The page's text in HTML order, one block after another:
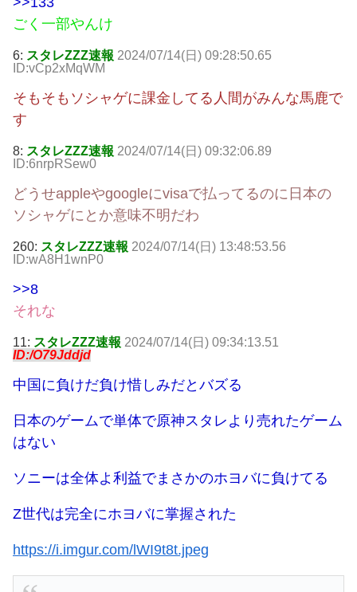
ごく一部やんけ
6: スタレZZZ速報 2024/07/14(日) 09:28:50.65
ID:vCp2xMqWM
そもそもソシャゲに課金してる人間がみんな馬鹿で
す
8: スタレZZZ速報 2024/07/14(日) 09:32:06.89
ID:6nrpRSew0
どうせappleやgoogleにvisaで払ってるのに日本の
ソシャゲにとか意味不明だわ
260: スタレZZZ速報 2024/07/14(日) 13:48:53.56
ID:wA8H1wnP0
>>8
それな
11: スタレZZZ速報 2024/07/14(日) 09:34:13.51
ID:/O79Jddjd
中国に負けだ負け惜しみだとバズる
日本のゲームで単体で原神スタレより売れたゲーム
はない
ソニーは全体よ利益でまさかのホヨバに負けてる
Z世代は完全にホヨバに掌握された
https://i.imgur.com/lWI9t8t.jpeg